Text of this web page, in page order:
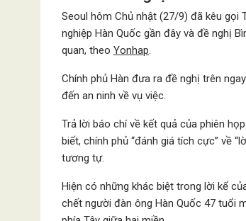
Seoul hôm Chủ nhật (27/9) đã kêu gọi
nghiệp Hàn Quốc gần đây và đề nghị
quan, theo Yonhap.
Chính phủ Hàn đưa ra đề nghị trên
đến an ninh về vụ việc.
Trả lời báo chí về kết quả của phiên
biết, chính phủ “đánh giá tích cực” về
tương tự.
Hiện có những khác biệt trong lời kể
chết người đàn ông Hàn Quốc 47 tuổi